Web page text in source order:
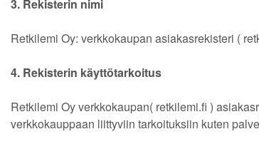
3. Rekisterin nimi
Retkilemi Oy: verkkokaupan asiakasrekisteri (
4. Rekisterin käyttötarkoitus
Retkilemi Oy verkkokaupan( retkilemi.fi )
verkkokauppaan liittyviin tarkoituksiin kuten